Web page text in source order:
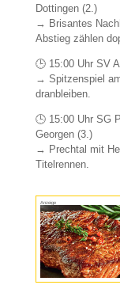
Dottingen (2.)
→ Brisantes
Abstieg zählen
🕒 15:00 Uhr SV
→ Spitzenspiel
dranbleiben.
🕒 15:00 Uhr SG
Georgen (3.)
→ Prechtal mit
Titelrennen.
Anzeige